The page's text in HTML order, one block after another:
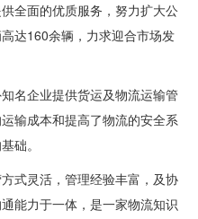
全面的优质服务，努力扩大公
达160余辆，力求迎合市场发
名企业提供货运及物流运输管
输成本和提高了物流的安全系
础。
式灵活，管理经验丰富，及协
能力于一体，是一家物流知识